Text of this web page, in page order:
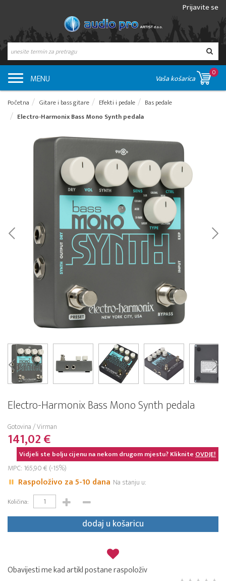
Prijavite se
MENU Vaša košarica
0
Početna Gitare i bass gitare Efekti i pedale
Bas pedale
Electro-Harmonix Bass Mono Synth pedala
Electro-Harmonix Bass Mono Synth pedala
Gotovina / Virman
141,02 €
Vidjeli ste bolju cijenu na nekom drugom mjestu? KlikniteOVDJE!
MPC: 165,90 € (-15%)
Raspoloživo za 5-10 dana Na stanju u:
Količina:
dodaj u košaricu
Obavijesti me kad artikl postane raspoloživ